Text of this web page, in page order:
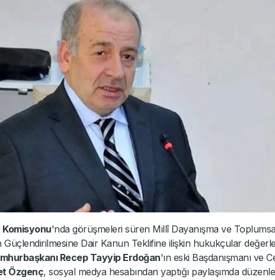
'nda görüşmeleri süren Millî Dayanışma ve
Güçlendirilmesine Dair Kanun Teklifine ilişkin hukukçular
Recep Tayyip Erdoğan'ın eski Başdanışmanı ve
Özgenç, sosyal medya hesabından yaptığı paylaşımda